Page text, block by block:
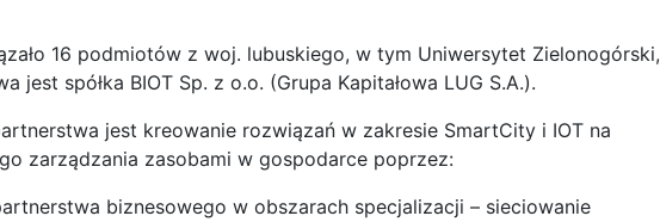
16 podmiotów z woj. lubuskiego, w tym Uniwersytet Zielonogórski,
jest spółka BIOT Sp. z o.o. (Grupa Kapitałowa LUG S.A.).
jest kreowanie rozwiązań w zakresie SmartCity i IOT na
zarządzania zasobami w gospodarce poprzez:
biznesowego w obszarach specjalizacji – sieciowanie